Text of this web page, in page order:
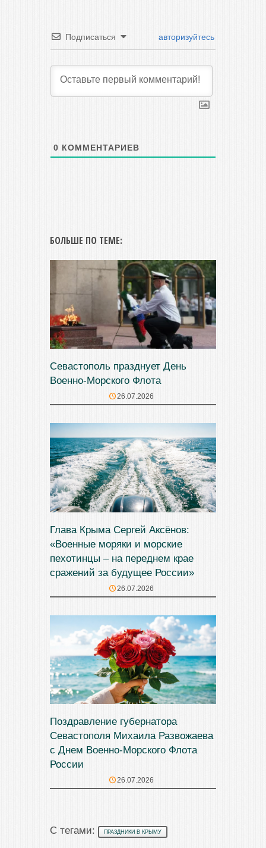
Подписаться авторизуйтесь
0 КОММЕНТАРИЕВ
БОЛЬШЕ ПО ТЕМЕ:
Севастополь празднует День
Военно-Морского Флота
26.07.2026
Глава Крыма Сергей Аксёнов:
«Военные моряки и морские
пехотинцы – на переднем крае
сражений за будущее России»
26.07.2026
Поздравление губернатора
Севастополя Михаила Развожаева
с Днем Военно-Морского Флота
России
26.07.2026
С тегами: ПРАЗДНИКИ В КРЫМУ